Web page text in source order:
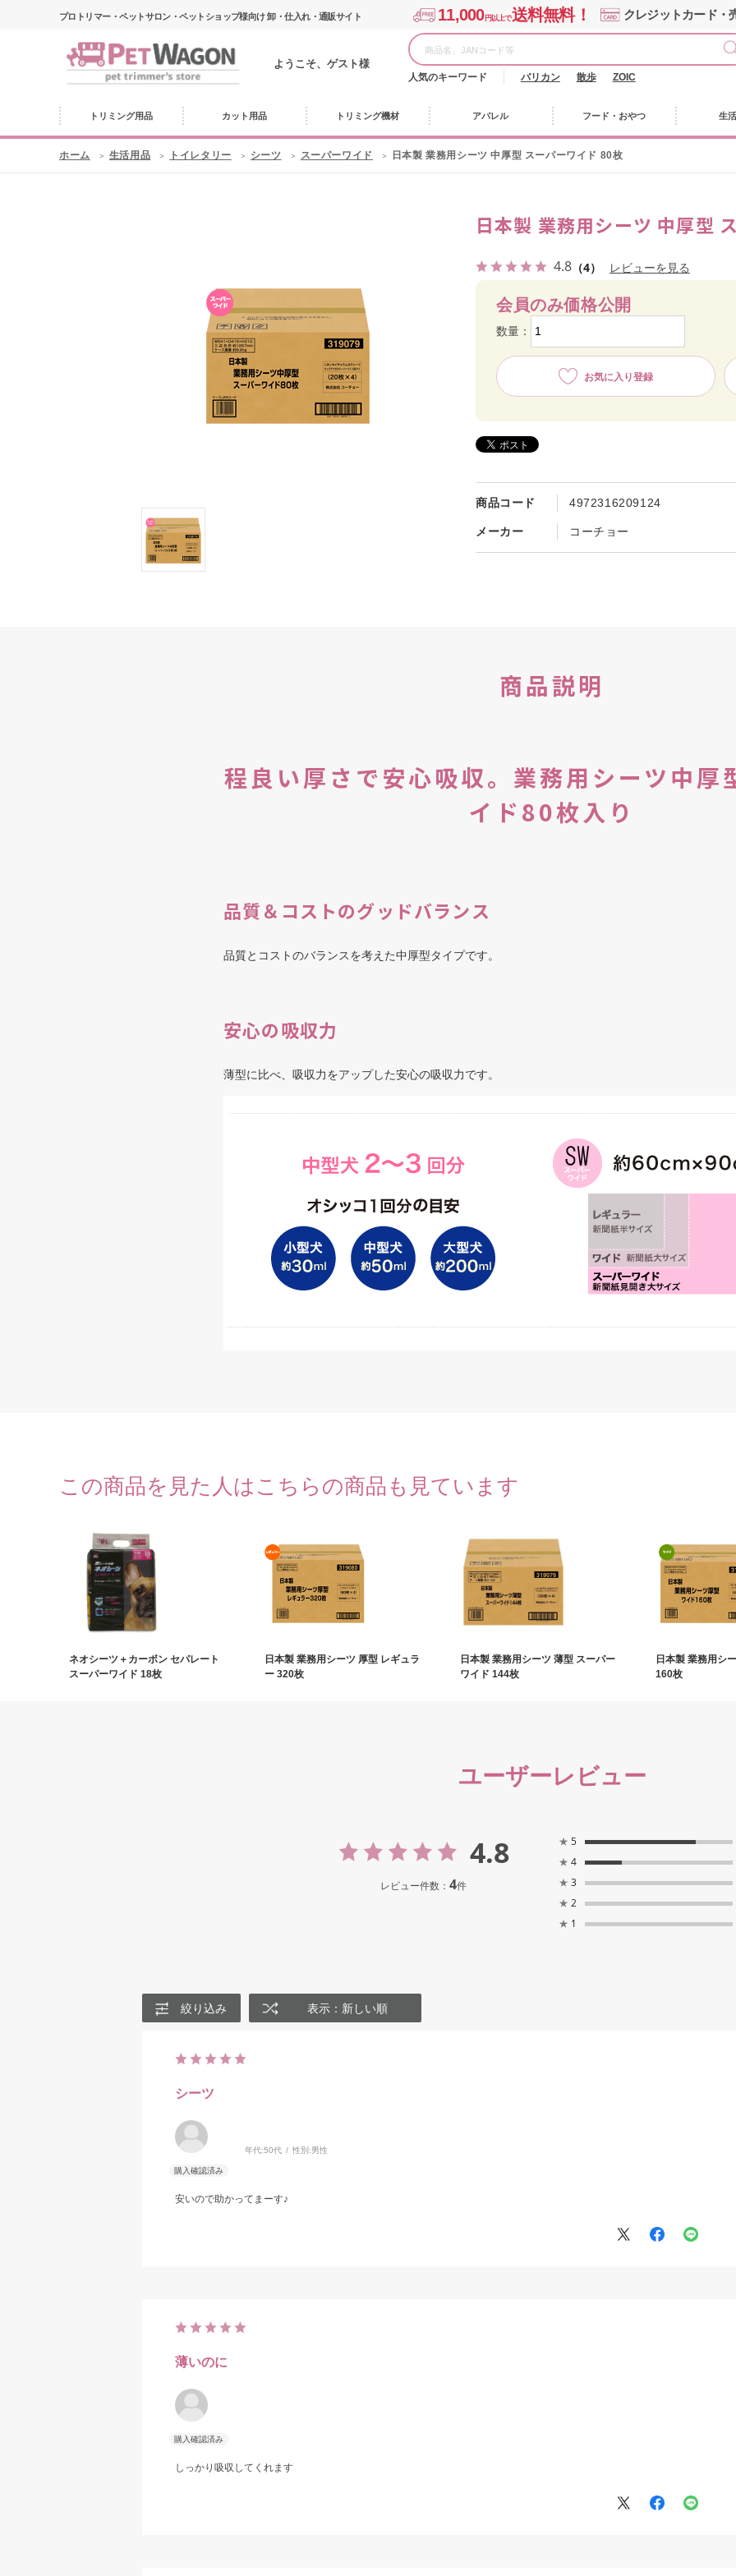
プロトリマー・ペットサロン・ペットショップ様向け 卸・仕入れ・通販サイト 11,000円以上で送料無料！ クレジットカード・
ようこそ、ゲスト様
人気のキーワード バリカン 散歩 ZOIC
トリミング用品 カット用品 トリミング機材 アパレル フード・おやつ 生
ホーム 生活用品 トイレタリー シーツ スーパーワイド 日本製 業務用シーツ 中厚型 スーパーワイド 80枚
日本製 業務用シーツ 中厚型
4.8 （4） レビューを見る
商品コード 4972316209124
メーカー コーチョー
会員のみ価格公開
数量：
お気に入り登録
商品説明
程良い厚さで安心吸収。業務用シーツ中厚
イド80枚入り
品質＆コストのグッドバランス
品質とコストのバランスを考えた中厚型タイプです。
安心の吸収力
薄型に比べ、吸収力をアップした安心の吸収力です。
この商品を見た人はこちらの商品も見ています
ネオシーツ＋カーボン セパレート
スーパーワイド 18枚
日本製 業務用シーツ 厚型 レギュラ
ー 320枚
日本製 業務用シーツ 薄型 スーパー
ワイド 144枚
日本製 業務用シ
160枚
ユーザーレビュー
4.8
レビュー件数： 4件
★ 5
★ 4
★ 3
★ 2
★ 1
絞り込み 表示：新しい順
シーツ
年代:50代 性別:男性
安いので助かってまーす♪
薄いのに
しっかり吸収してくれます